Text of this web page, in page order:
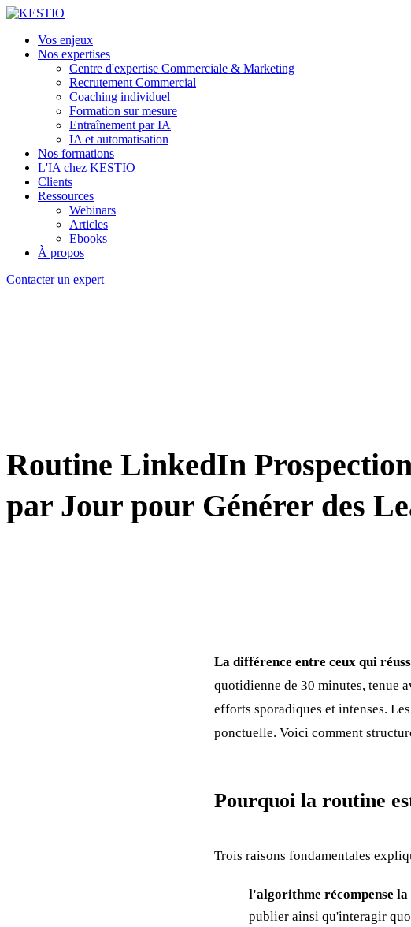
Vos enjeux
Nos expertises
Centre d'expertise Commerciale & Marketing
Recrutement Commercial
Coaching individuel
Formation sur mesure
Entraînement par IA
IA et automatisation
Nos formations
L'IA chez KESTIO
Clients
Ressources
Webinars
Articles
Ebooks
À propos
Contacter un expert
Routine LinkedIn
par Jour pour Générer des
La différence entre ceux qui
quotidienne de 30 minutes, tenue
efforts sporadiques et intenses.
ponctuelle. Voici comment
Pourquoi la routine
Trois raisons fondamentales
l'algorithme récompense la
publier ainsi qu'interagir